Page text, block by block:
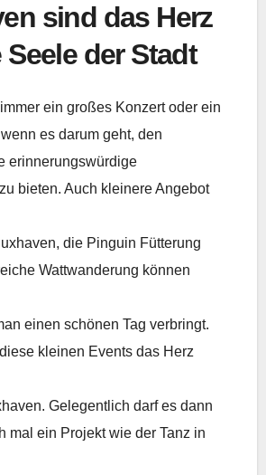
sind das Herz
der Stadt
ein großes Konzert oder ein
es darum geht, den
erinnerungswürdige
bieten. Auch kleinere Angebot
die Pinguin Fütterung
Wattwanderung können
einen schönen Tag verbringt.
kleinen Events das Herz
Gelegentlich darf es dann
mal ein Projekt wie der Tanz in